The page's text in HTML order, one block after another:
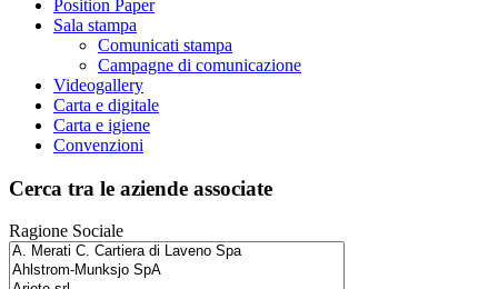
Position Paper
Sala stampa
Comunicati stampa
Campagne di comunicazione
Videogallery
Carta e digitale
Carta e igiene
Convenzioni
Cerca tra le aziende associate
Ragione Sociale